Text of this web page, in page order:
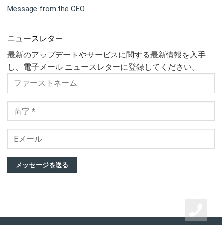
Message from the CEO
ニュースレター
最新のアップデートやサービスに関する最新情報を入手
し、電子メール ニュースレターに登録してください。
メッセージを送る